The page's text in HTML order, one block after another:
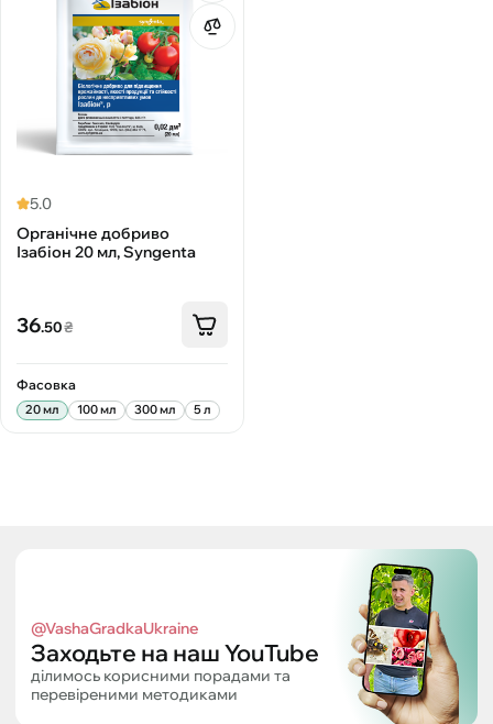
5.0
Органічне добриво
Ізабіон 20 мл, Syngenta
36.50₴
Фасовка
20 мл 100 мл 300 мл 5 л
@VashaGradkaUkraine
Заходьте на наш YouTube
ділимось корисними порадами та
перевіреними методиками